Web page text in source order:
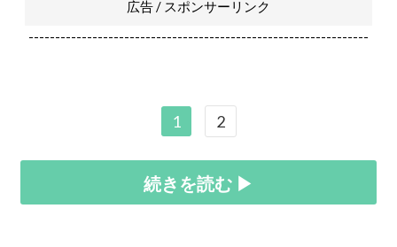
広告 / スポンサーリンク
----------------------------------------------------------------
1 2
続きを読む ▶